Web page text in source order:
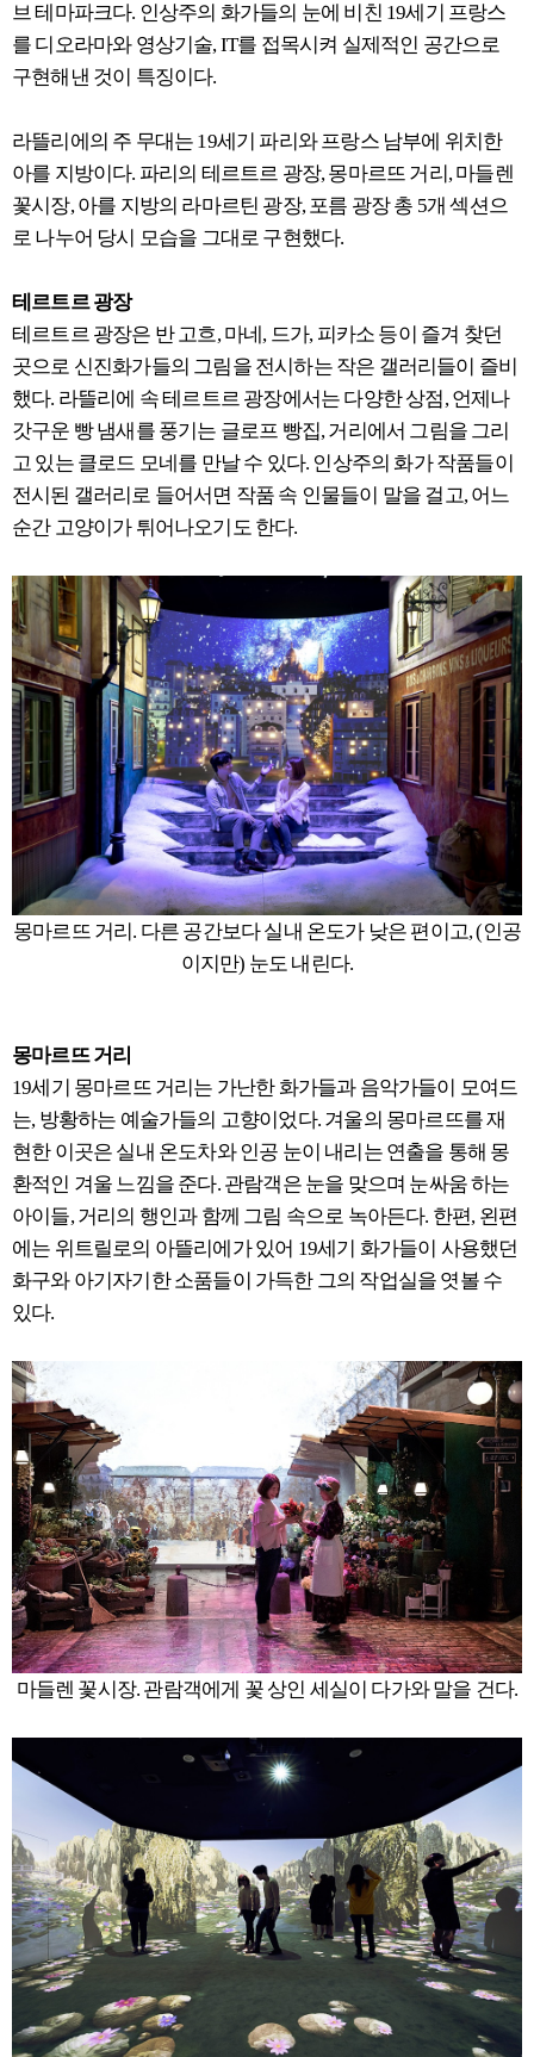
브 테마파크다. 인상주의 화가들의 눈에 비친 19세기 프랑스
를 디오라마와 영상기술, IT를 접목시켜 실제적인 공간으로
구현해낸 것이 특징이다.
라뜰리에의 주 무대는 19세기 파리와 프랑스 남부에 위치한
아를 지방이다. 파리의 테르트르 광장, 몽마르뜨 거리, 마들렌
꽃시장, 아를 지방의 라마르틴 광장, 포름 광장 총 5개 섹션으
로 나누어 당시 모습을 그대로 구현했다.
테르트르 광장
테르트르 광장은 반 고흐, 마네, 드가, 피카소 등이 즐겨 찾던
곳으로 신진화가들의 그림을 전시하는 작은 갤러리들이 즐비
했다. 라뜰리에 속 테르트르 광장에서는 다양한 상점, 언제나
갓구운 빵 냄새를 풍기는 글로프 빵집, 거리에서 그림을 그리
고 있는 클로드 모네를 만날 수 있다. 인상주의 화가 작품들이
전시된 갤러리로 들어서면 작품 속 인물들이 말을 걸고, 어느
순간 고양이가 튀어나오기도 한다.
몽마르뜨 거리. 다른 공간보다 실내 온도가 낮은 편이고, (인공
이지만) 눈도 내린다.
몽마르뜨 거리
19세기 몽마르뜨 거리는 가난한 화가들과 음악가들이 모여드
는, 방황하는 예술가들의 고향이었다. 겨울의 몽마르뜨를 재
현한 이곳은 실내 온도차와 인공 눈이 내리는 연출을 통해 몽
환적인 겨울 느낌을 준다. 관람객은 눈을 맞으며 눈싸움 하는
아이들, 거리의 행인과 함께 그림 속으로 녹아든다. 한편, 왼편
에는 위트릴로의 아뜰리에가 있어 19세기 화가들이 사용했던
화구와 아기자기한 소품들이 가득한 그의 작업실을 엿볼 수
있다.
마들렌 꽃시장. 관람객에게 꽃 상인 세실이 다가와 말을 건다.